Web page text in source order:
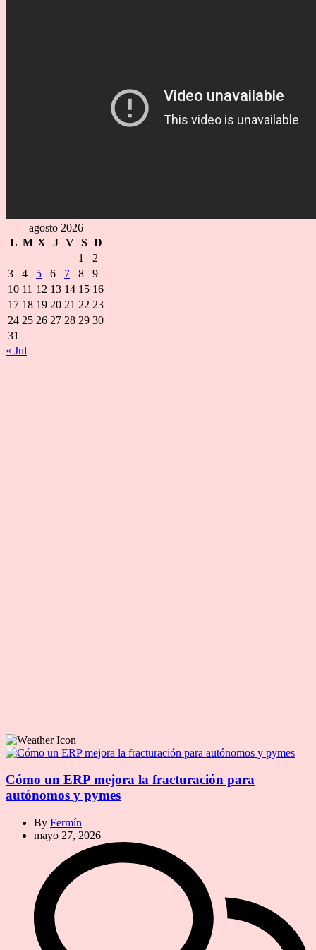
agosto 2026
L M X J V S D
1
2
3
4 5 6 7 8
9
10 11 12 13 14 15 16
17 18 19 20 21 22 23
24 25 26 27 28 29 30
31
« Jul
Cómo un ERP mejora la fracturación para
autónomos y pymes
By Fermín
mayo 27, 2026